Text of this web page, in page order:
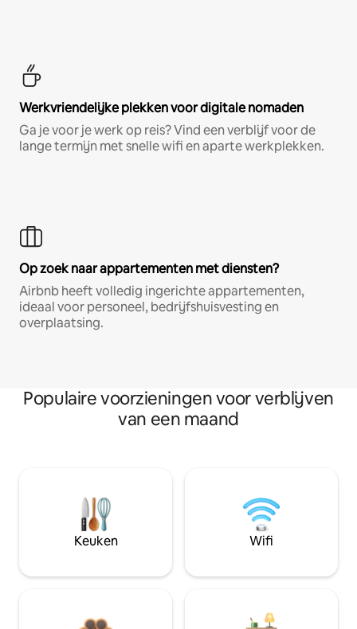
Werkvriendelijke plekken voor digitale nomaden
Ga je voor je werk op reis? Vind een verblijf voor de
lange termijn met snelle wifi en aparte werkplekken.
Op zoek naar appartementen met diensten?
Airbnb heeft volledig ingerichte appartementen,
ideaal voor personeel, bedrijfshuisvesting en
overplaatsing.
Populaire voorzieningen voor verblijven
van een maand
Keuken Wifi